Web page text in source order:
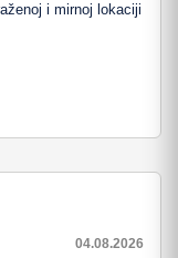
i mirnoj lokaciji
04.08.2026